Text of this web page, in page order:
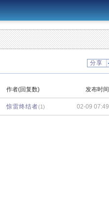
分享
作者(回复数) 发布时间
惊雷终结者(1) 02-09 07:49